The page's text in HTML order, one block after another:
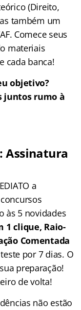
(Direito,
também um
Comece seus
materiais
cada banca!
objetivo?
juntos rumo à
Assinatura
a
às 5 novidades
1 clique, Raio-
Comentada
por 7 dias. O
preparação!
de volta!
não estão